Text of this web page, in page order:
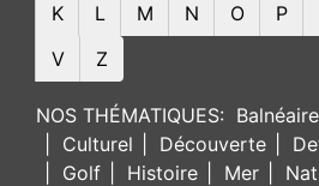
K
L M N O P
V
Z
NOS THÉMATIQUES: Balnéaire
Culturel
Découverte
Golf
Histoire Mer